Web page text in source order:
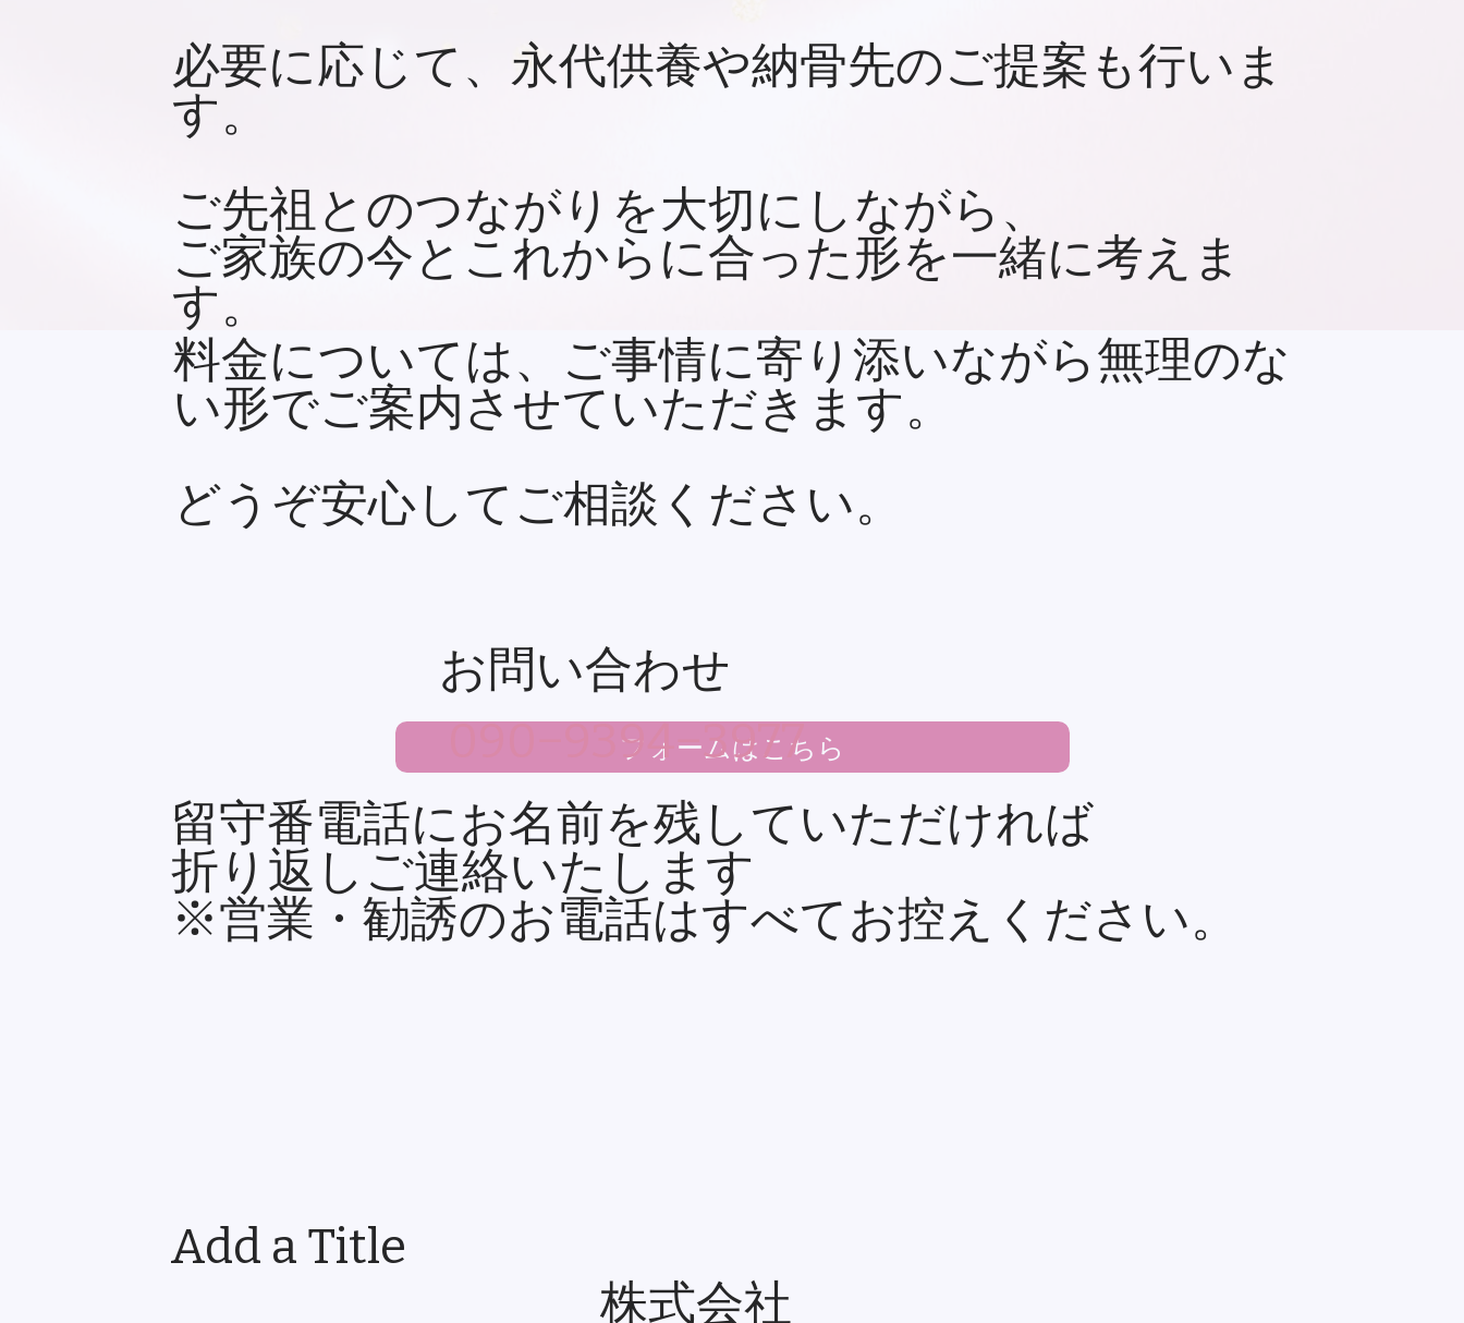
必要に応じて、永代供養や納骨先のご提案も行いま
す。
ご先祖とのつながりを大切にしながら、
ご家族の今とこれからに合った形を一緒に考えま
す。
料金については、ご事情に寄り添いながら無理のな
い形でご案内させていただきます。
どうぞ安心してご相談ください。
お問い合わせ
フォームはこちら
090−9394−3977
留守番電話にお名前を残していただければ
折り返しご連絡いたします
※営業・勧誘のお電話はすべてお控えください。
株式会社
Add a Title